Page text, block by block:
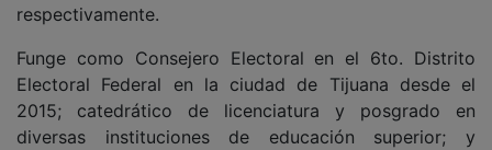
respectivamente.
Funge como Consejero Electoral en el 6to. Distrito
Electoral Federal en la ciudad de Tijuana desde el
2015; catedrático de licenciatura y posgrado en
diversas instituciones de educación superior; y